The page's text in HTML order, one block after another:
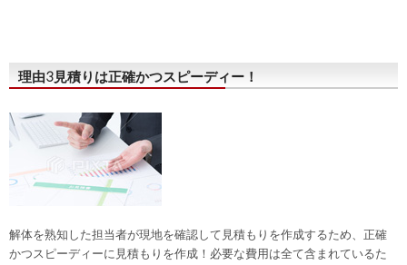
理由3見積り は正確かつスピーディー！
解体を熟知した担当者が現地を確認して見積もりを作成するため、正確
かつスピーディーに見積もりを作成！必要な費用は全て含まれているた